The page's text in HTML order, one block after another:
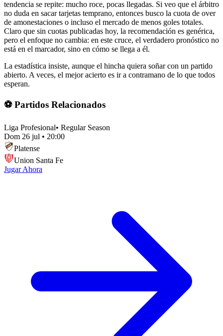
tendencia se repite: mucho roce, pocas llegadas. Si veo que el árbitro
no duda en sacar tarjetas temprano, entonces busco la cuota de over
de amonestaciones o incluso el mercado de menos goles totales.
Claro que sin cuotas publicadas hoy, la recomendación es genérica,
pero el enfoque no cambia: en este cruce, el verdadero pronóstico no
está en el marcador, sino en cómo se llega a él.
La estadística insiste, aunque el hincha quiera soñar con un partido
abierto. A veces, el mejor acierto es ir a contramano de lo que todos
esperan.
⚽ Partidos Relacionados
Liga Profesional• Regular Season
Dom 26 jul • 20:00
Platense
Union Santa Fe
Jugar Ahora